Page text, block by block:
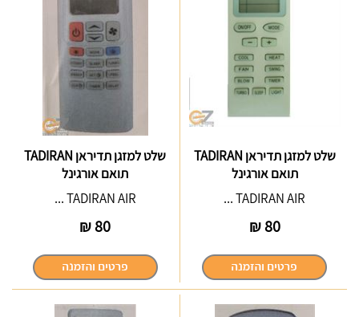
שלט למזגן תדיראן TADIRAN
תואם אורגינל
TADIRAN AIR ...
80
₪
שלט למזגן תדיראן TADIRAN
תואם אורגינל
TADIRAN AIR ...
80
₪